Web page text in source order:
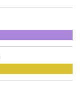
ョ
ン
を
表
示